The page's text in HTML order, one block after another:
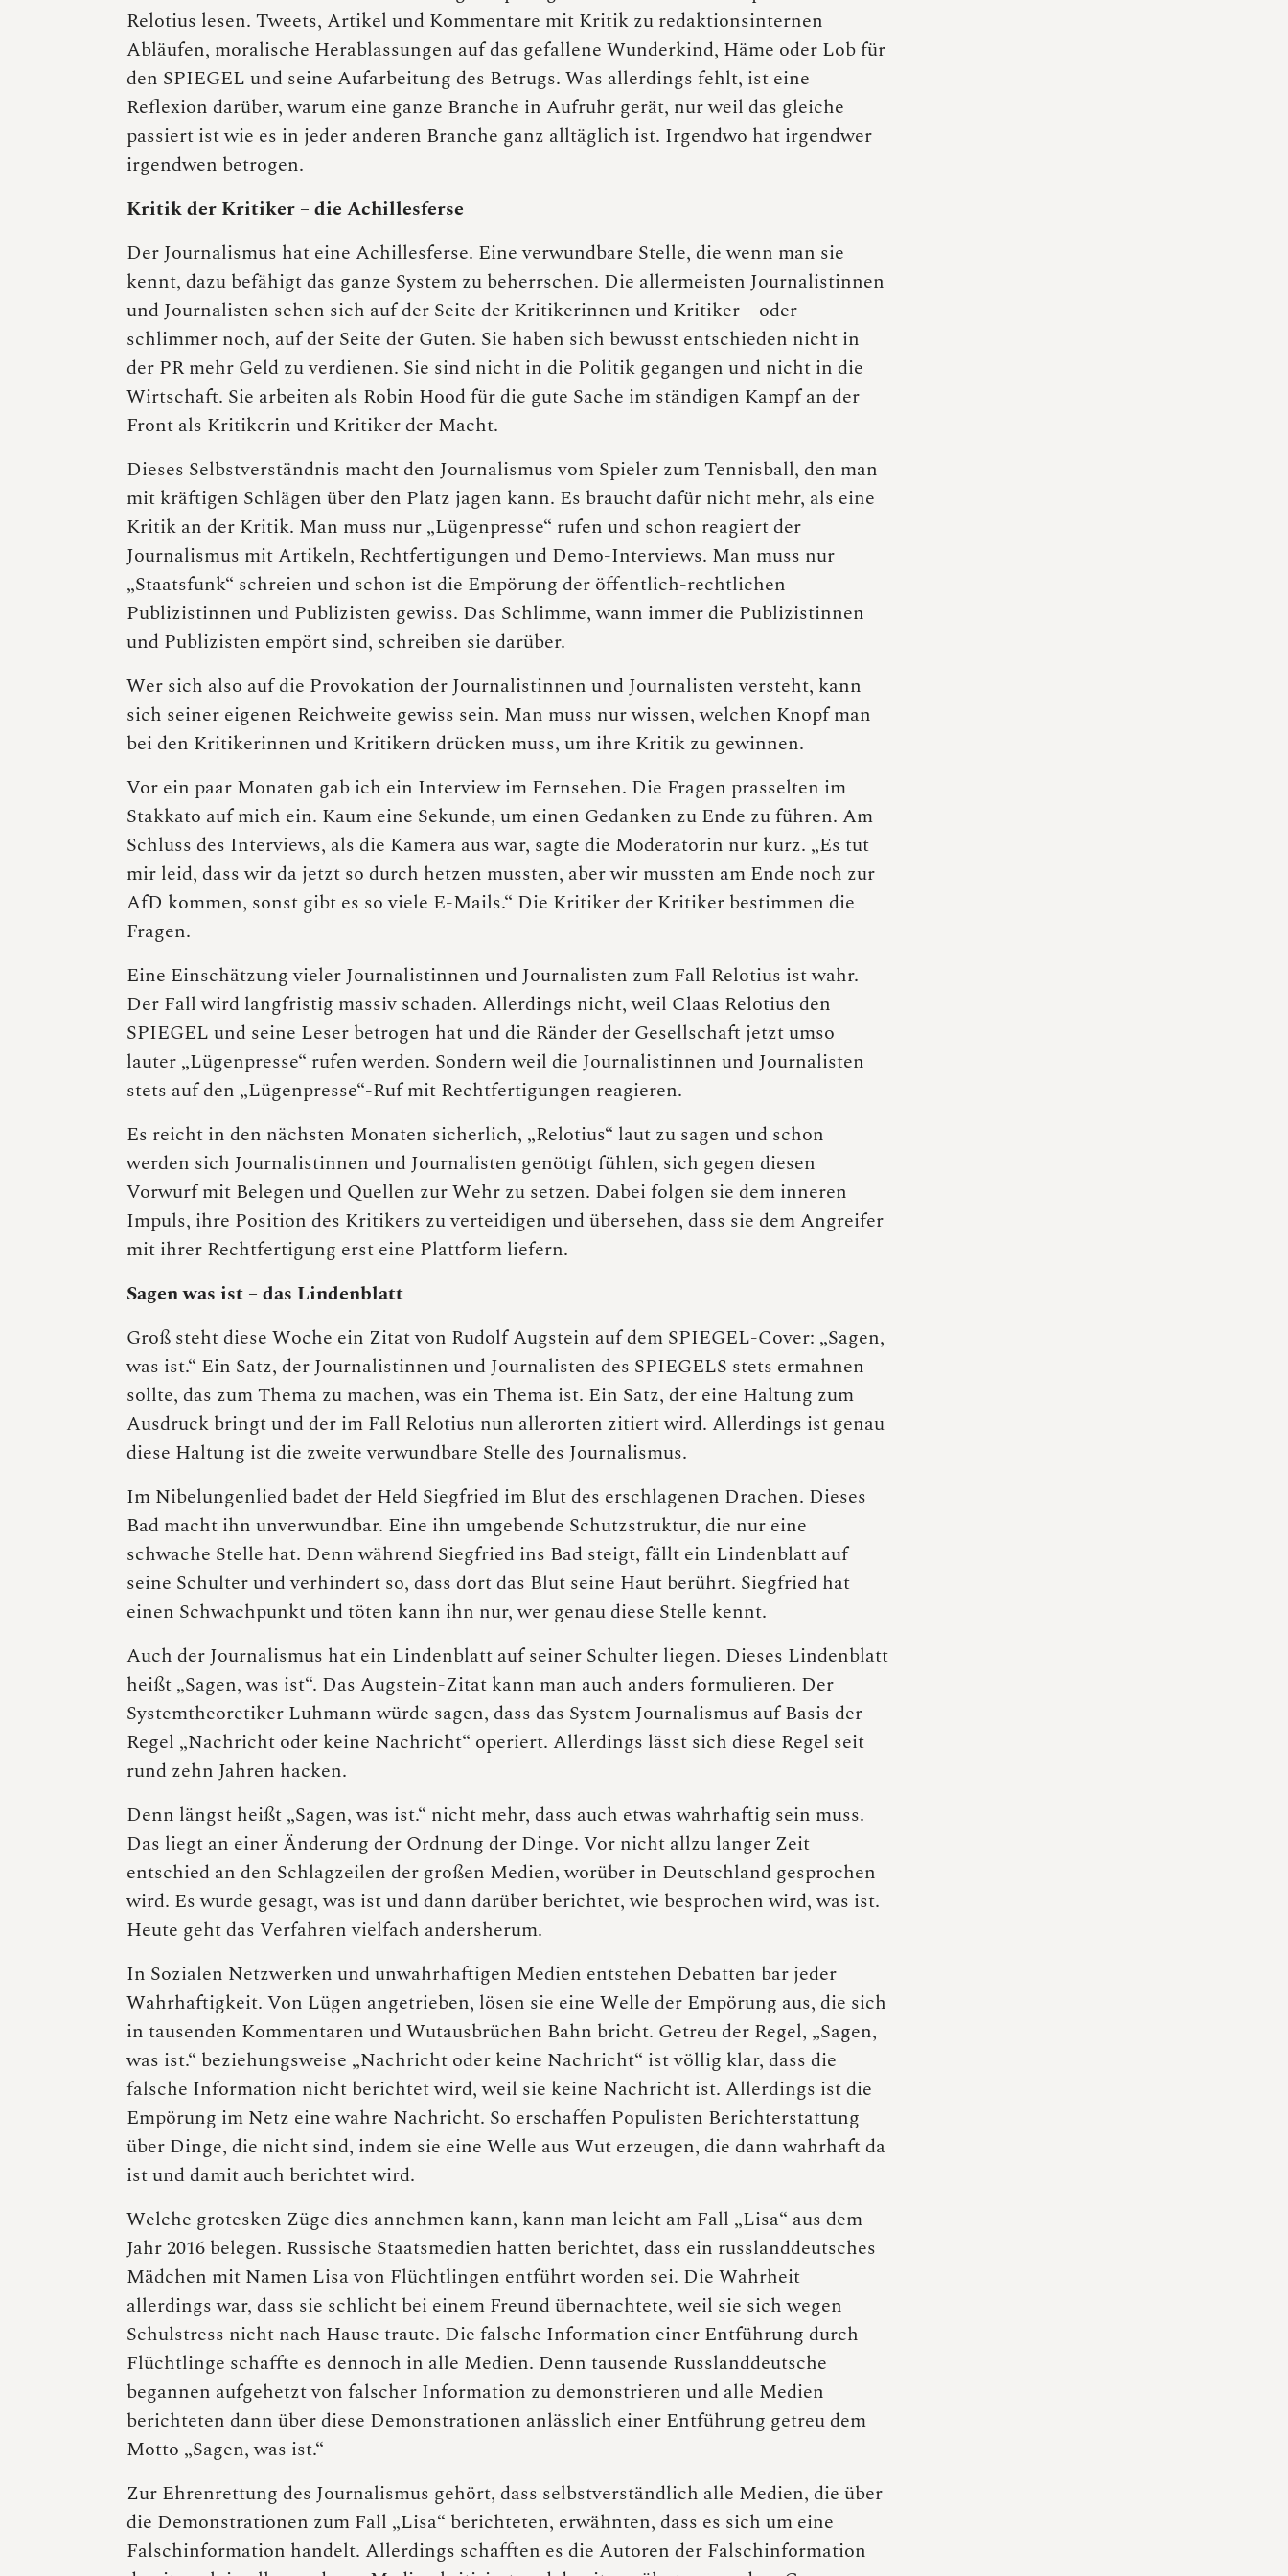
Relotius lesen. Tweets, Artikel und Kommentare mit Kritik zu redaktionsinternen
Abläufen, moralische Herablassungen auf das gefallene Wunderkind, Häme oder Lob für
den SPIEGEL und seine Aufarbeitung des Betrugs. Was allerdings fehlt, ist eine
Reflexion darüber, warum eine ganze Branche in Aufruhr gerät, nur weil das gleiche
passiert ist wie es in jeder anderen Branche ganz alltäglich ist. Irgendwo hat irgendwer
irgendwen betrogen.
Kritik der Kritiker – die Achillesferse
Der Journalismus hat eine Achillesferse. Eine verwundbare Stelle, die wenn man sie
kennt, dazu befähigt das ganze System zu beherrschen. Die allermeisten Journalistinnen
und Journalisten sehen sich auf der Seite der Kritikerinnen und Kritiker – oder
schlimmer noch, auf der Seite der Guten. Sie haben sich bewusst entschieden nicht in
der PR mehr Geld zu verdienen. Sie sind nicht in die Politik gegangen und nicht in die
Wirtschaft. Sie arbeiten als Robin Hood für die gute Sache im ständigen Kampf an der
Front als Kritikerin und Kritiker der Macht.
Dieses Selbstverständnis macht den Journalismus vom Spieler zum Tennisball, den man
mit kräftigen Schlägen über den Platz jagen kann. Es braucht dafür nicht mehr, als eine
Kritik an der Kritik. Man muss nur „Lügenpresse“ rufen und schon reagiert der
Journalismus mit Artikeln, Rechtfertigungen und Demo-Interviews. Man muss nur
„Staatsfunk“ schreien und schon ist die Empörung der öffentlich-rechtlichen
Publizistinnen und Publizisten gewiss. Das Schlimme, wann immer die Publizistinnen
und Publizisten empört sind, schreiben sie darüber.
Wer sich also auf die Provokation der Journalistinnen und Journalisten versteht, kann
sich seiner eigenen Reichweite gewiss sein. Man muss nur wissen, welchen Knopf man
bei den Kritikerinnen und Kritikern drücken muss, um ihre Kritik zu gewinnen.
Vor ein paar Monaten gab ich ein Interview im Fernsehen. Die Fragen prasselten im
Stakkato auf mich ein. Kaum eine Sekunde, um einen Gedanken zu Ende zu führen. Am
Schluss des Interviews, als die Kamera aus war, sagte die Moderatorin nur kurz. „Es tut
mir leid, dass wir da jetzt so durch hetzen mussten, aber wir mussten am Ende noch zur
AfD kommen, sonst gibt es so viele E-Mails.“ Die Kritiker der Kritiker bestimmen die
Fragen.
Eine Einschätzung vieler Journalistinnen und Journalisten zum Fall Relotius ist wahr.
Der Fall wird langfristig massiv schaden. Allerdings nicht, weil Claas Relotius den
SPIEGEL und seine Leser betrogen hat und die Ränder der Gesellschaft jetzt umso
lauter „Lügenpresse“ rufen werden. Sondern weil die Journalistinnen und Journalisten
stets auf den „Lügenpresse“-Ruf mit Rechtfertigungen reagieren.
Es reicht in den nächsten Monaten sicherlich, „Relotius“ laut zu sagen und schon
werden sich Journalistinnen und Journalisten genötigt fühlen, sich gegen diesen
Vorwurf mit Belegen und Quellen zur Wehr zu setzen. Dabei folgen sie dem inneren
Impuls, ihre Position des Kritikers zu verteidigen und übersehen, dass sie dem Angreifer
mit ihrer Rechtfertigung erst eine Plattform liefern.
Sagen was ist – das Lindenblatt
Groß steht diese Woche ein Zitat von Rudolf Augstein auf dem SPIEGEL-Cover: „Sagen,
was ist.“ Ein Satz, der Journalistinnen und Journalisten des SPIEGELS stets ermahnen
sollte, das zum Thema zu machen, was ein Thema ist. Ein Satz, der eine Haltung zum
Ausdruck bringt und der im Fall Relotius nun allerorten zitiert wird. Allerdings ist genau
diese Haltung ist die zweite verwundbare Stelle des Journalismus.
Im Nibelungenlied badet der Held Siegfried im Blut des erschlagenen Drachen. Dieses
Bad macht ihn unverwundbar. Eine ihn umgebende Schutzstruktur, die nur eine
schwache Stelle hat. Denn während Siegfried ins Bad steigt, fällt ein Lindenblatt auf
seine Schulter und verhindert so, dass dort das Blut seine Haut berührt. Siegfried hat
einen Schwachpunkt und töten kann ihn nur, wer genau diese Stelle kennt.
Auch der Journalismus hat ein Lindenblatt auf seiner Schulter liegen. Dieses Lindenblatt
heißt „Sagen, was ist“. Das Augstein-Zitat kann man auch anders formulieren. Der
Systemtheoretiker Luhmann würde sagen, dass das System Journalismus auf Basis der
Regel „Nachricht oder keine Nachricht“ operiert. Allerdings lässt sich diese Regel seit
rund zehn Jahren hacken.
Denn längst heißt „Sagen, was ist.“ nicht mehr, dass auch etwas wahrhaftig sein muss.
Das liegt an einer Änderung der Ordnung der Dinge. Vor nicht allzu langer Zeit
entschied an den Schlagzeilen der großen Medien, worüber in Deutschland gesprochen
wird. Es wurde gesagt, was ist und dann darüber berichtet, wie besprochen wird, was ist.
Heute geht das Verfahren vielfach andersherum.
In Sozialen Netzwerken und unwahrhaftigen Medien entstehen Debatten bar jeder
Wahrhaftigkeit. Von Lügen angetrieben, lösen sie eine Welle der Empörung aus, die sich
in tausenden Kommentaren und Wutausbrüchen Bahn bricht. Getreu der Regel, „Sagen,
was ist.“ beziehungsweise „Nachricht oder keine Nachricht“ ist völlig klar, dass die
falsche Information nicht berichtet wird, weil sie keine Nachricht ist. Allerdings ist die
Empörung im Netz eine wahre Nachricht. So erschaffen Populisten Berichterstattung
über Dinge, die nicht sind, indem sie eine Welle aus Wut erzeugen, die dann wahrhaft da
ist und damit auch berichtet wird.
Welche grotesken Züge dies annehmen kann, kann man leicht am Fall „Lisa“ aus dem
Jahr 2016 belegen. Russische Staatsmedien hatten berichtet, dass ein russlanddeutsches
Mädchen mit Namen Lisa von Flüchtlingen entführt worden sei. Die Wahrheit
allerdings war, dass sie schlicht bei einem Freund übernachtete, weil sie sich wegen
Schulstress nicht nach Hause traute. Die falsche Information einer Entführung durch
Flüchtlinge schaffte es dennoch in alle Medien. Denn tausende Russlanddeutsche
begannen aufgehetzt von falscher Information zu demonstrieren und alle Medien
berichteten dann über diese Demonstrationen anlässlich einer Entführung getreu dem
Motto „Sagen, was ist.“
Zur Ehrenrettung des Journalismus gehört, dass selbstverständlich alle Medien, die über
die Demonstrationen zum Fall „Lisa“ berichteten, erwähnten, dass es sich um eine
Falschinformation handelt. Allerdings schafften es die Autoren der Falschinformation